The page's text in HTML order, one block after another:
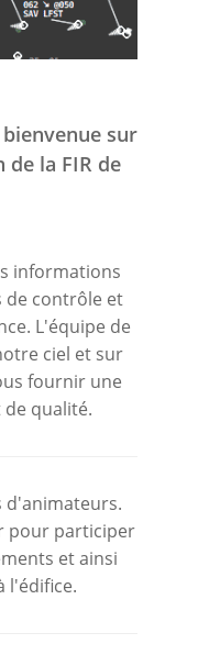
sur
de la FIR de
informations
de contrôle et
L'équipe de
ciel et sur
fournir une
de qualité.
d'animateurs.
pour participer
et ainsi
l'édifice.